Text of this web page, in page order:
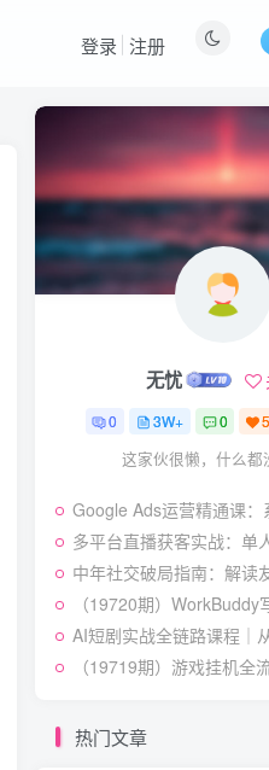
登录 注册
视频
人瞬间绘
均可
21天前
（
电商高需
3 （
作：
程，从零制
全流程
11天前
技术，3天
快速起号
25天前
5 （
局短视频教
授×标准化
计×AI提示
11天前
无忧
0 3W+ 0 5
这家伙很懒，什么都
Google Ads运营精通课：系统拆解投放全流程
多平台直播获客实战：单人多账号同步开播，
中年社交破局指南：解读友谊衰退数据，理清
（19720期）WorkBuddy写作陪跑营3.0-更新：Ai智能体创建写作
AI短剧实战全链路课程｜从脚本创作、人设场景分镜设计到
（19719期）游戏挂机全流程笔记分享，CSGO游戏
热门文章